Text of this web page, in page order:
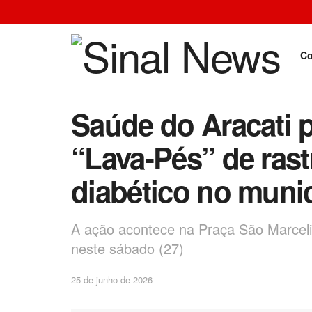
Saúde do Aracati
“Lava-Pés” de
diabético no
A ação acontece na Praça São
neste sábado (27)
25 de junho de 2026